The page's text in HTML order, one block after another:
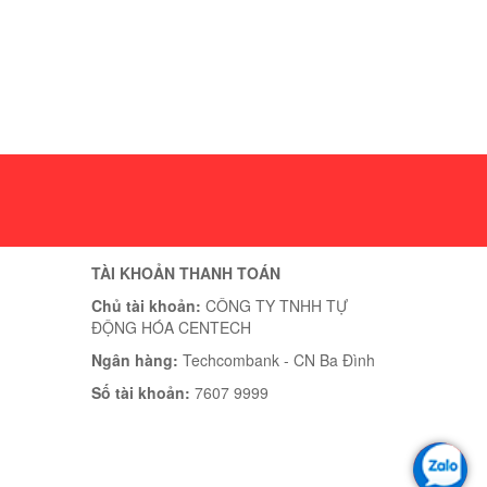
TÀI KHOẢN THANH TOÁN
Chủ tài khoản: CÔNG TY TNHH TỰ
ĐỘNG HÓA CENTECH
Ngân hàng: Techcombank - CN Ba Đình
Số tài khoản: 7607 9999